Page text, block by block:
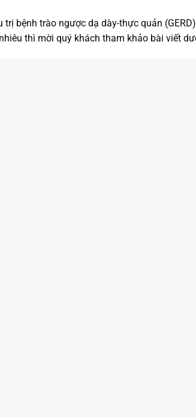
trị bệnh trào ngược dạ dày-thực quản
thì mời quý khách tham khảo bài viết